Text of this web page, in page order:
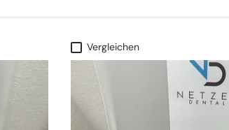
Vergleichen